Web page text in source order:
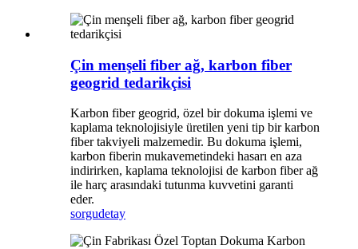
Çin menşeli fiber ağ, karbon fiber
geogrid tedarikçisi
Karbon fiber geogrid, özel bir dokuma işlemi ve
kaplama teknolojisiyle üretilen yeni tip bir karbon
fiber takviyeli malzemedir. Bu dokuma işlemi,
karbon fiberin mukavemetindeki hasarı en aza
indirirken, kaplama teknolojisi de karbon fiber ağ
ile harç arasındaki tutunma kuvvetini garanti
eder.
sorgudetay